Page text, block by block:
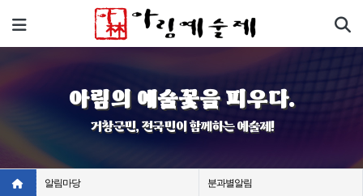
메뉴
아림의 예술꽃을 피우다.
거창군민, 전국민이 함께하는 예술제!
알림마당 분과별알림